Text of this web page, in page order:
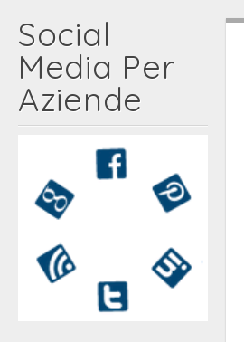
Social
Media Per
Aziende